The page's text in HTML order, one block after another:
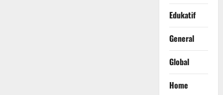
Edukatif
General
Global
Home